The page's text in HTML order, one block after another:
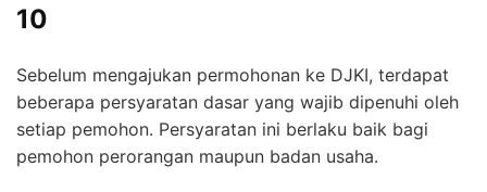
10
Sebelum mengajukan permohonan ke DJKI, terdapat
beberapa persyaratan dasar yang wajib dipenuhi oleh
setiap pemohon. Persyaratan ini berlaku baik bagi
pemohon perorangan maupun badan usaha.